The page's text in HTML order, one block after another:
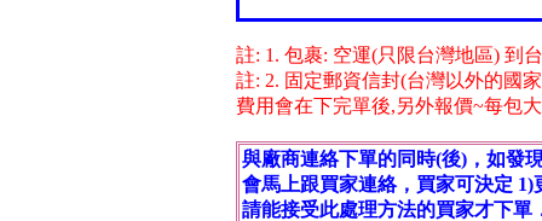
註: 1. 包裹: 空運(只限台灣地區) 到
註: 2. 固定郵資信封(台灣以外的國
費用會在下完單後,另外報價~每包
與廠商連絡下單的同時(後)，如發
會馬上跟買家連絡，買家可決定 1)
請能接受此處理方法的買家才下單